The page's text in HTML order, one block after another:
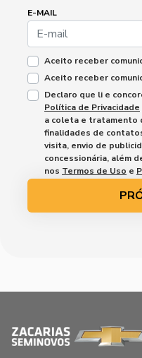
E-MAIL
Aceito receber
Aceito receber
Declaro que li e
Política de Privacidade
a coleta e tratamento
finalidades de
visita, envio de
concessionária, além
nos Termos de Uso e